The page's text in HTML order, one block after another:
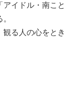
イドル・南こと
る人の心をとき